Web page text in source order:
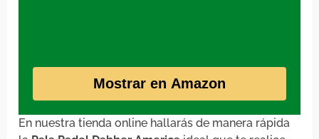
Mostrar en Amazon
En nuestra tienda online hallarás de manera rápida